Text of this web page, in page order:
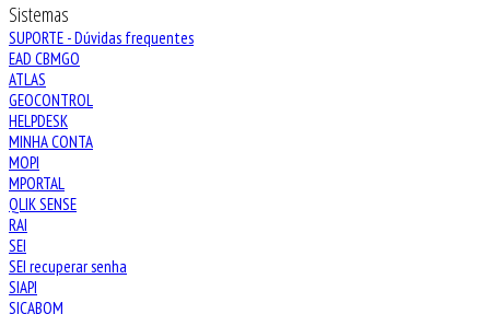
Sistemas
SUPORTE - Dúvidas frequentes
EAD CBMGO
ATLAS
GEOCONTROL
HELPDESK
MINHA CONTA
MOPI
MPORTAL
QLIK SENSE
RAI
SEI
SEI recuperar senha
SIAPI
SICABOM